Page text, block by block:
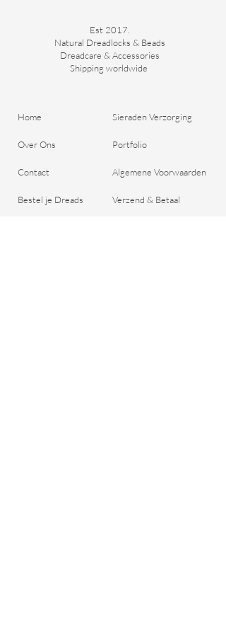
Est 2017.
Natural Dreadlocks & Beads
Dreadcare & Accessories
Shipping worldwide ​
Home
Over Ons
Contact
Bestel je Dreads
Sieraden Verzorging
Portfolio
Algemene Voorwaarden
Verzend & Betaal